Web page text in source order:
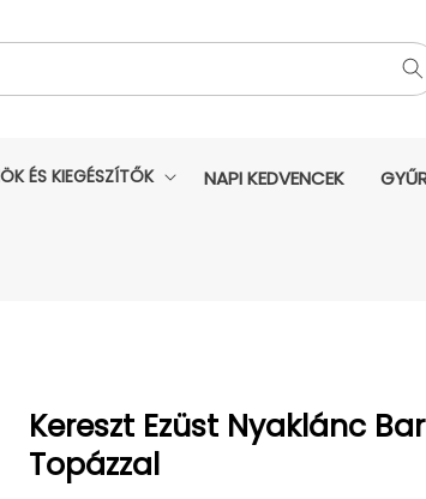
ÉS KIEGÉSZÍTŐK NAPI KEDVENCEK
Kereszt Ezüst Nyaklánc
Topázzal